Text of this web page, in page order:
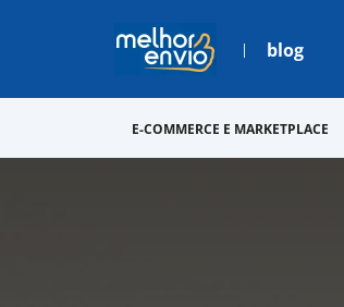
blog
E-COMMERCE E MARKETPLACE